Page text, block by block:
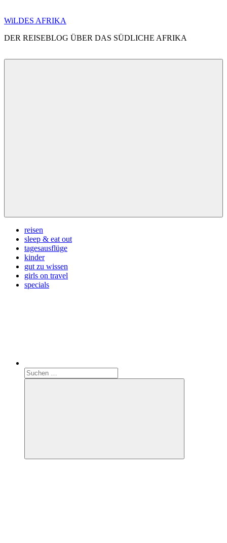
Zum
springen
WiLDES AFRIKA
DER REISEBLOG ÜBER DAS SÜDLICHE AFRIKA
reisen
sleep & eat out
tagesausflüge
kinder
gut zu wissen
girls on travel
specials
Suchen
nach:
Suchen